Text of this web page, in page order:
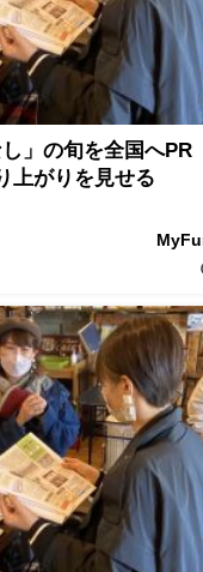
」の旬を全国へ
上がりを見せる